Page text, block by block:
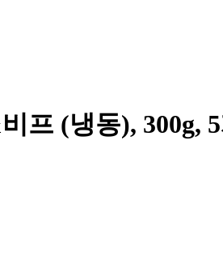
프 (냉동), 300g,